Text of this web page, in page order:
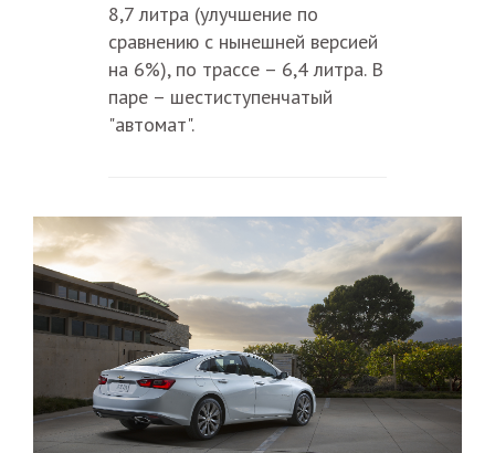
8,7 литра (улучшение по
сравнению с нынешней версией
на 6%), по трассе – 6,4 литра. В
паре – шестиступенчатый
"автомат".